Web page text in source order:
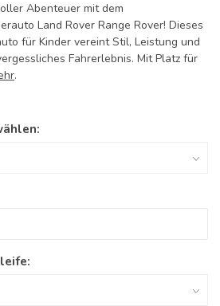
Abenteuer mit dem
Land Rover Range Rover! Dieses
für Kinder vereint Stil, Leistung und
Fahrerlebnis. Mit Platz für
.